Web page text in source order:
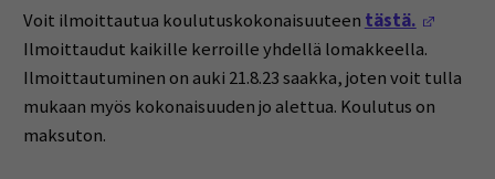
Voit ilmoittautua koulutuskokonaisuuteen tästä.
Ilmoittaudut kaikille kerroille yhdellä lomakkeella.
Ilmoittautuminen on auki 21.8.23 saakka, joten voit tulla
mukaan myös kokonaisuuden jo alettua. Koulutus on
maksuton.